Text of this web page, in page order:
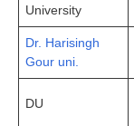
University
Dr. Harisingh
Gour uni.
DU